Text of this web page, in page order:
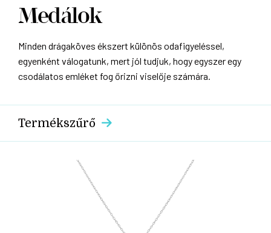
Medálok
Minden drágaköves ékszert különös odafigyeléssel,
egyenként válogatunk, mert jól tudjuk, hogy egyszer egy
csodálatos emléket fog őrizni viselője számára.
Termékszűrő